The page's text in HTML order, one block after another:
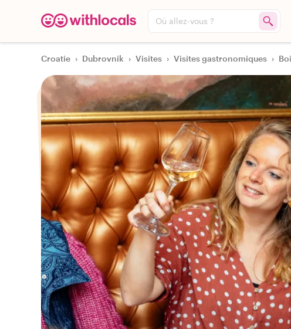
Où allez-vous ?
Croatie › Dubrovnik › Visites › Visites gastronomiques ›